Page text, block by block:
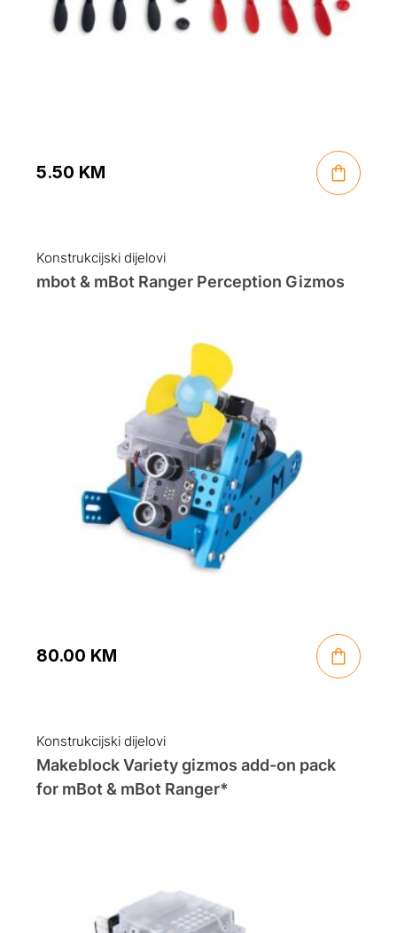
5.50 KM
Konstrukcijski dijelovi
mbot & mBot Ranger Perception Gizmos
80.00 KM
Konstrukcijski dijelovi
Makeblock Variety gizmos add-on pack
for mBot & mBot Ranger*